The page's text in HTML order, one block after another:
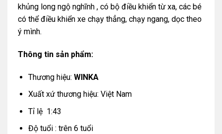
khủng long ngộ nghĩnh , có bộ điều khiển từ xa, các bé
có thể điều khiển xe chạy thẳng, chạy ngang, dọc theo
ý mình.
Thông tin sản phẩm:
Thương hiệu: WINKA
Xuất xứ thương hiệu: Việt Nam
Tỉ lệ 1:43
Độ tuổi : trên 6 tuổi